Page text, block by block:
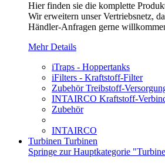
Hier finden sie die komplette
Wir erweitern unser Vertriebsnetz,
Händler-Anfragen gerne
Mehr Details
iTraps - Hoppertanks
iFilters - Kraftstoff-Filter
Zubehör Treibstoff-
INTAIRCO Kraftstoff-
Zubehör
INTAIRCO
Turbinen Turbinen
Springe zur Hauptkategorie